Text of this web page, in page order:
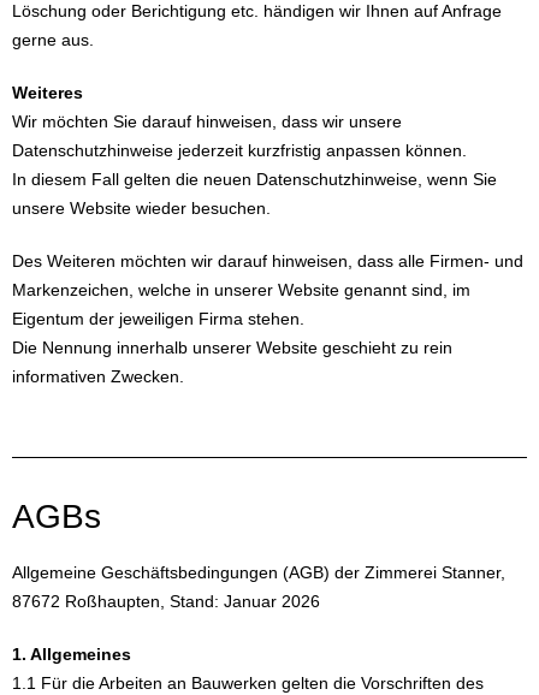
Löschung oder Berichtigung etc. händigen wir Ihnen auf Anfrage
gerne aus.
Weiteres
Wir möchten Sie darauf hinweisen, dass wir unsere
Datenschutzhinweise jederzeit kurzfristig anpassen können.
In diesem Fall gelten die neuen Datenschutzhinweise, wenn Sie
unsere Website wieder besuchen.
Des Weiteren möchten wir darauf hinweisen, dass alle Firmen- und
Markenzeichen, welche in unserer Website genannt sind, im
Eigentum der jeweiligen Firma stehen.
Die Nennung innerhalb unserer Website geschieht zu rein
informativen Zwecken.
AGBs
Allgemeine Geschäftsbedingungen (AGB) der Zimmerei Stanner,
87672 Roßhaupten, Stand: Januar 2026
1. Allgemeines
1.1 Für die Arbeiten an Bauwerken gelten die Vorschriften des